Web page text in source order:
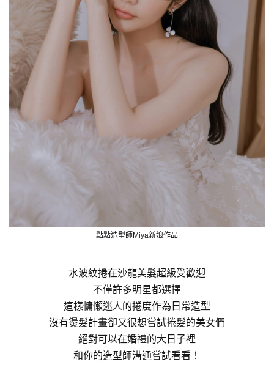
點點造型師Miya新娘作品
水波紋捲在沙龍美髮超級受歡迎
不僅許多明星都選擇
這樣慵懶迷人的捲度作為日常造型
沒有燙髮計畫卻又很想嘗試捲髮的美女們
絕對可以在婚禮的大日子裡
和你的造型師溝通嘗試看看！